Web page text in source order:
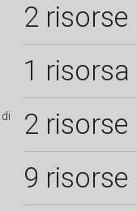
2 risorse
1 risorsa
di 2 risorse
9 risorse